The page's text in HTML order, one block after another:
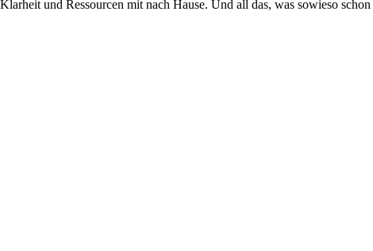
und Ressourcen mit nach Hause. Und all das, was sowieso schon